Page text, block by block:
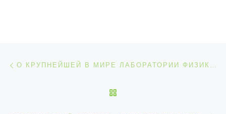
Навигация по записям
О КРУПНЕЙШЕЙ В МИРЕ ЛАБОРАТОРИИ ФИЗИКИ ВЫСОКИХ ЭНЕРГИЙ И РОДИНЕ ИНТЕРНЕТА